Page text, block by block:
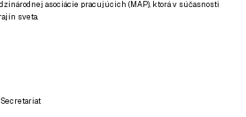
asociácie pracujúcich (MAP), ktorá v súčasnosti
sveta.